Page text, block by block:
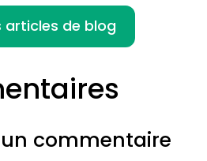
articles de blog
commentaire